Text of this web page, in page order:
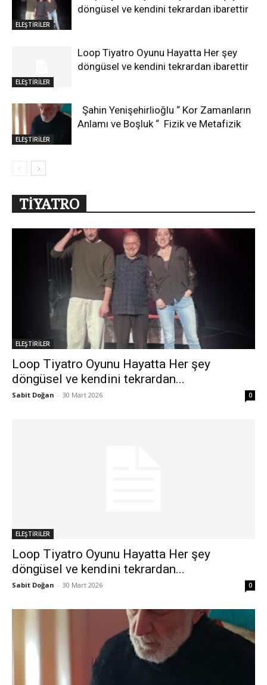
ELEŞTİRİLER
döngüsel ve kendini tekrardan ibarettir
ELEŞTİRİLER
Loop Tiyatro Oyunu Hayatta Her şey
döngüsel ve kendini tekrardan ibarettir
ELEŞTİRİLER
Şahin Yenişehirlioğlu “ Kor Zamanların
Anlamı ve Boşluk “ Fizik ve Metafizik
TİYATRO
ELEŞTİRİLER
Loop Tiyatro Oyunu Hayatta Her şey
döngüsel ve kendini tekrardan...
Sabit Doğan - 30 Mart 2026 0
ELEŞTİRİLER
Loop Tiyatro Oyunu Hayatta Her şey
döngüsel ve kendini tekrardan...
Sabit Doğan - 30 Mart 2026 0